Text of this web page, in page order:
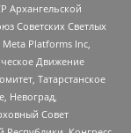
Архангельской
Советских Светлых
Platforms Inc,
Движение
Татарстанское
Невоград,
Совет